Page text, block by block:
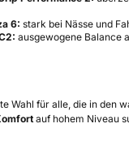
6: stark bei Nässe und
ausgewogene Balance
Wahl für alle, die in den
auf hohem Niveau